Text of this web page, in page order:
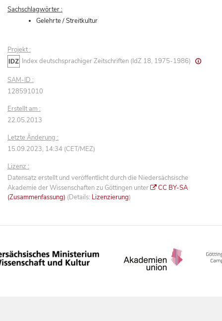
Sachschlagwörter :
Gelehrte / Streitkultur
Projekt :
Index deutschsprachiger Zeitschriften (IdZ 18, 1975-1986)
SAM-ID :
128591010
Erstellt am :
22.05.2013
Letzte Änderung :
15.09.2023, 14:34 (CET/MEZ)
Lizenz :
Datensatz erstellt und veröffentlicht durch die Niedersächsische
Akademie der Wissenschaften zu Göttingen unter
CC BY-SA
(Zusammenfassung) (Details: Lizenzierung)